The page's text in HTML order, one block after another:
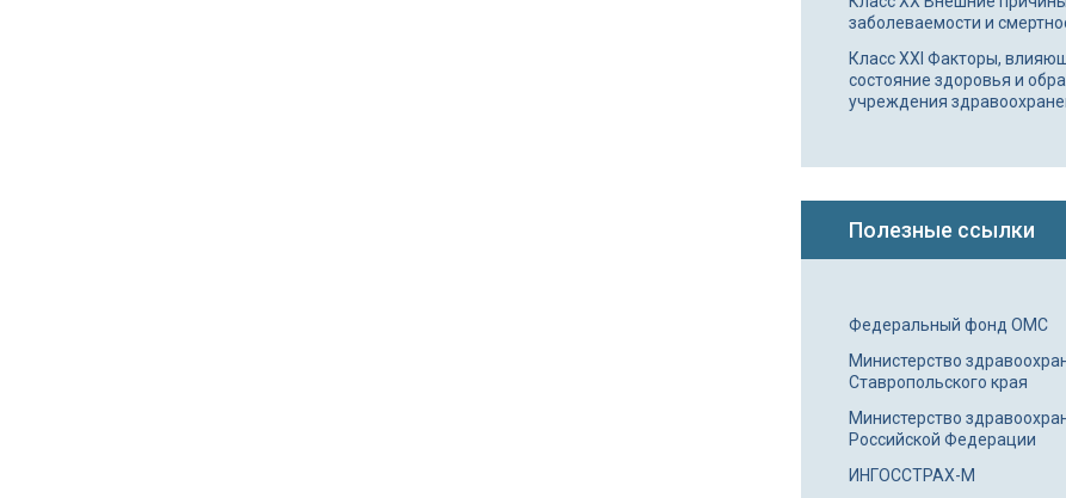
заболеваемости и
Класс XXI Факторы,
состояние здоровья и
учреждения
Полезные ссылки
Федеральный фонд ОМС
Министерство
Ставропольского края
Министерство
Российской Федерации
ИНГОССТРАХ-М